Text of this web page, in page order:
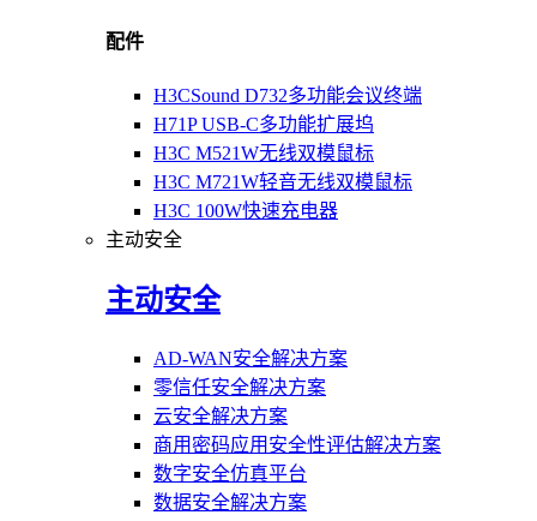
配件
H3CSound D732多功能会议终端
H71P USB-C多功能扩展坞
H3C M521W无线双模鼠标
H3C M721W轻音无线双模鼠标
H3C 100W快速充电器
主动安全
主动安全
AD-WAN安全解决方案
零信任安全解决方案
云安全解决方案
商用密码应用安全性评估解决方案
数字安全仿真平台
数据安全解决方案